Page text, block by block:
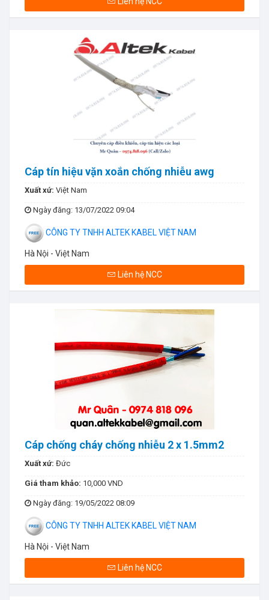
Cáp tín hiệu vặn xoắn chống nhiễu awg
Xuất xứ: Việt Nam
Ngày đăng: 13/07/2022 09:04
CÔNG TY TNHH ALTEK KABEL VIỆT NAM
Hà Nội - Việt Nam
Liên hệ NCC
Cáp chống cháy chống nhiễu 2 x 1.5mm2
Xuất xứ: Đức
Giá tham khảo: 10,000 VND
Ngày đăng: 19/05/2022 08:09
CÔNG TY TNHH ALTEK KABEL VIỆT NAM
Hà Nội - Việt Nam
Liên hệ NCC